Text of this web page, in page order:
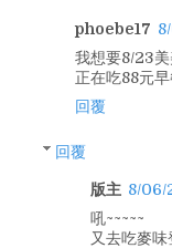
phoebe17
我想要8/23
正在吃88元
回覆
回覆
版主 8/06/
吼~~~~~
又去吃麥味